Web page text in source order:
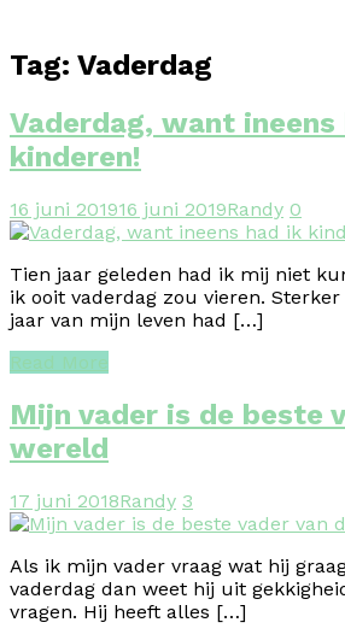
Tag: Vaderdag
Vaderdag, want ineens
kinderen!
16 juni 201916 juni 2019Randy 0
Tien jaar geleden had ik mij niet
ik ooit vaderdag zou vieren. Sterker
jaar van mijn leven had […]
Read More
Mijn vader is de beste
wereld
17 juni 2018Randy 3
Als ik mijn vader vraag wat hij
vaderdag dan weet hij uit
vragen. Hij heeft alles […]